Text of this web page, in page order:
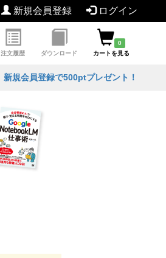
新規会員登録 ログイン
注文履歴 ダウンロード
0
カートを見る
新規会員登録で500ptプレゼント！